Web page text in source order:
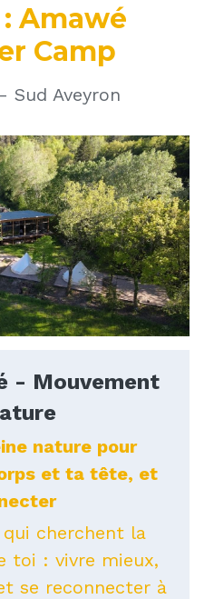
Amawé
Camp
Sud Aveyron
- Mouvement
nature pour
et ta tête, et
qui cherchent la
toi : vivre mieux,
se reconnecter à